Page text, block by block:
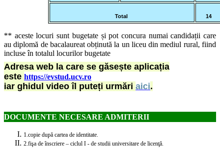
Total 14
** aceste locuri sunt bugetate și pot concura numai candidații care
au diplomă de bacalaureat obținută la un liceu din mediul rural, fiind
incluse în totalul locurilor bugetate
Adresa web la care se găsește aplicația
este https://evstud.ucv.ro
iar ghidul video îl puteți urmări aici.
DOCUMENTE NECESARE ADMITERII
1. copie după cartea de identitate.
2. fişa de înscriere – ciclul I - de studii universitare de licenţă.